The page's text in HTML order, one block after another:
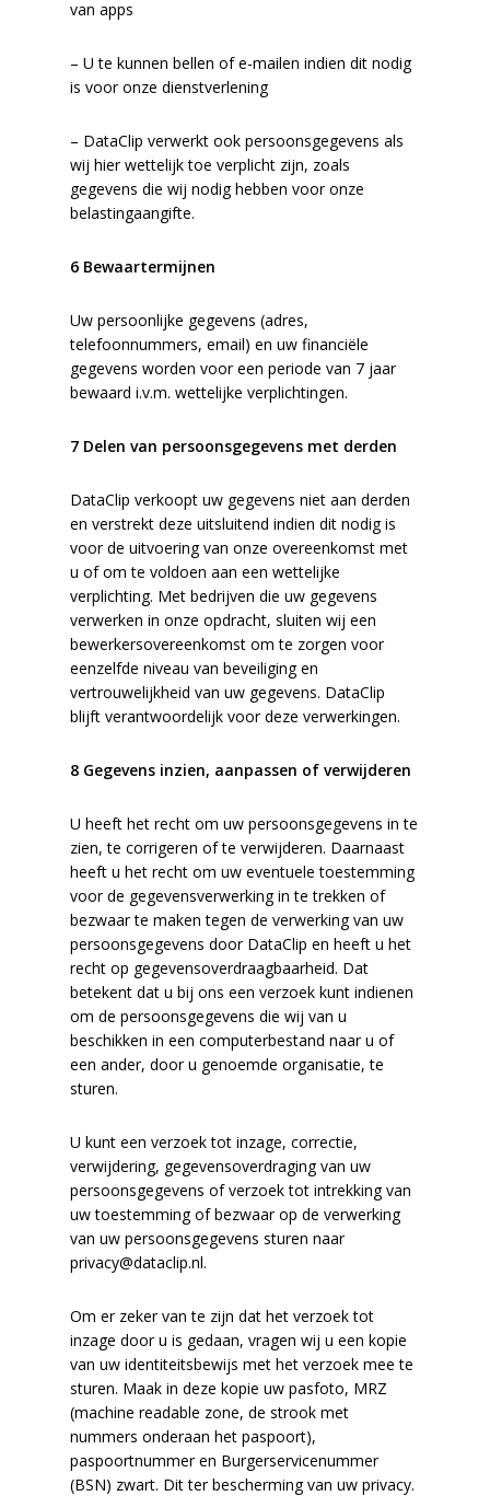
van apps
– U te kunnen bellen of e-mailen indien dit nodig
is voor onze dienstverlening
– DataClip verwerkt ook persoonsgegevens als
wij hier wettelijk toe verplicht zijn, zoals
gegevens die wij nodig hebben voor onze
belastingaangifte.
6 Bewaartermijnen
Uw persoonlijke gegevens (adres,
telefoonnummers, email) en uw financiële
gegevens worden voor een periode van 7 jaar
bewaard i.v.m. wettelijke verplichtingen.
7 Delen van persoonsgegevens met derden
DataClip verkoopt uw gegevens niet aan derden
en verstrekt deze uitsluitend indien dit nodig is
voor de uitvoering van onze overeenkomst met
u of om te voldoen aan een wettelijke
verplichting. Met bedrijven die uw gegevens
verwerken in onze opdracht, sluiten wij een
bewerkersovereenkomst om te zorgen voor
eenzelfde niveau van beveiliging en
vertrouwelijkheid van uw gegevens. DataClip
blijft verantwoordelijk voor deze verwerkingen.
8 Gegevens inzien, aanpassen of verwijderen
U heeft het recht om uw persoonsgegevens in te
zien, te corrigeren of te verwijderen. Daarnaast
heeft u het recht om uw eventuele toestemming
voor de gegevensverwerking in te trekken of
bezwaar te maken tegen de verwerking van uw
persoonsgegevens door DataClip en heeft u het
recht op gegevensoverdraagbaarheid. Dat
betekent dat u bij ons een verzoek kunt indienen
om de persoonsgegevens die wij van u
beschikken in een computerbestand naar u of
een ander, door u genoemde organisatie, te
sturen.
U kunt een verzoek tot inzage, correctie,
verwijdering, gegevensoverdraging van uw
persoonsgegevens of verzoek tot intrekking van
uw toestemming of bezwaar op de verwerking
van uw persoonsgegevens sturen naar
privacy@dataclip.nl.
Om er zeker van te zijn dat het verzoek tot
inzage door u is gedaan, vragen wij u een kopie
van uw identiteitsbewijs met het verzoek mee te
sturen. Maak in deze kopie uw pasfoto, MRZ
(machine readable zone, de strook met
nummers onderaan het paspoort),
paspoortnummer en Burgerservicenummer
(BSN) zwart. Dit ter bescherming van uw privacy.